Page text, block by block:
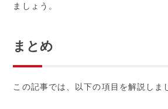
ましょう。
まとめ
この記事では、以下の項目を解説しま